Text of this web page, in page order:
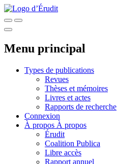
Menu principal
Types de publications
Revues
Thèses et mémoires
Livres et actes
Rapports de recherche
Connexion
À propos À propos
Érudit
Coalition Publica
Libre accès
Rapport annuel